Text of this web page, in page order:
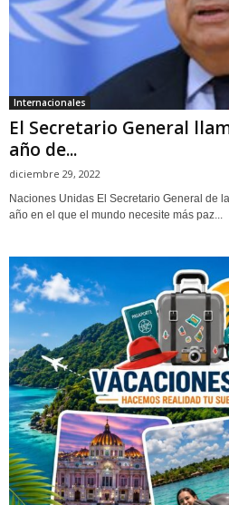
Internacionales
El Secretario General
año de...
diciembre 29, 2022
Naciones Unidas El Secretario General de
año en el que el mundo necesite más paz...